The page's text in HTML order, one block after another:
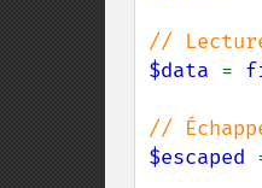
$data =
$escaped